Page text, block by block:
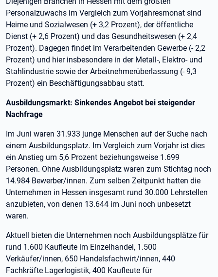
Personalzuwachs im Vergleich zum Vorjahresmonat sind
Heime und Sozialwesen (+ 3,2 Prozent), der öffentliche
Dienst (+ 2,6 Prozent) und das Gesundheitswesen (+ 2,4
Prozent). Dagegen findet im Verarbeitenden Gewerbe (- 2,2
Prozent) und hier insbesondere in der Metall-, Elektro- und
Stahlindustrie sowie der Arbeitnehmerüberlassung (- 9,3
Prozent) ein Beschäftigungsabbau statt.
Ausbildungsmarkt: Sinkendes Angebot bei steigender
Nachfrage
Im Juni waren 31.933 junge Menschen auf der Suche nach
einem Ausbildungsplatz. Im Vergleich zum Vorjahr ist dies
ein Anstieg um 5,6 Prozent beziehungsweise 1.699
Personen. Ohne Ausbildungsplatz waren zum Stichtag noch
14.984 Bewerber/innen. Zum selben Zeitpunkt hatten die
Unternehmen in Hessen insgesamt rund 30.000 Lehrstellen
anzubieten, von denen 13.644 im Juni noch unbesetzt
waren.
Aktuell bieten die Unternehmen noch Ausbildungsplätze für
rund 1.600 Kaufleute im Einzelhandel, 1.500
Verkäufer/innen, 650 Handelsfachwirt/innen, 440
Fachkräfte Lagerlogistik, 400 Kaufleute für